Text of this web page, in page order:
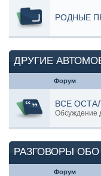
РОДНЫЕ
ДРУГИЕ
Форум
ВСЕ
Обсуждение
РАЗГОВОРЫ
Форум